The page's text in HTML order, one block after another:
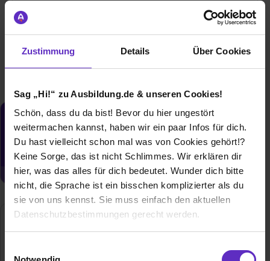
Zustimmung Details Über Cookies
Sag „Hi!“ zu Ausbildung.de & unseren Cookies!
Schön, dass du da bist! Bevor du hier ungestört
weitermachen kannst, haben wir ein paar Infos für dich.
Du hast vielleicht schon mal was von Cookies gehört!?
Keine Sorge, das ist nicht Schlimmes. Wir erklären dir
hier, was das alles für dich bedeutet. Wunder dich bitte
nicht, die Sprache ist ein bisschen komplizierter als du
sie von uns kennst. Sie muss einfach den aktuellen
Datenschutzbestimmungen gerecht werden.
31.08.2026
1 freier Platz
Du möchtest neue Stellen automatisch
zugeschickt bekommen?
Jetzt aktivieren
50823 Köln